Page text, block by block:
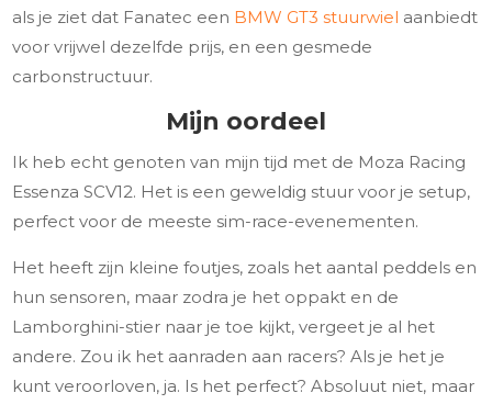
als je ziet dat Fanatec een BMW GT3 stuurwiel aanbiedt
voor vrijwel dezelfde prijs, en een gesmede
carbonstructuur.
Mijn oordeel
Ik heb echt genoten van mijn tijd met de Moza Racing
Essenza SCV12. Het is een geweldig stuur voor je setup,
perfect voor de meeste sim-race-evenementen.
Het heeft zijn kleine foutjes, zoals het aantal peddels en
hun sensoren, maar zodra je het oppakt en de
Lamborghini-stier naar je toe kijkt, vergeet je al het
andere. Zou ik het aanraden aan racers? Als je het je
kunt veroorloven, ja. Is het perfect? Absoluut niet, maar